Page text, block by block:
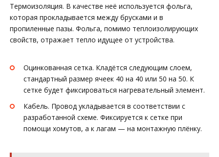
Термоизоляция. В качестве неё используется фольга,
которая прокладывается между брусками и в
пропиленные пазы. Фольга, помимо теплоизолирующих
свойств, отражает тепло идущее от устройства.
Оцинкованная сетка. Кладётся следующим слоем,
стандартный размер ячеек 40 на 40 или 50 на 50. К
сетке будет фиксироваться нагревательный элемент.
Кабель. Провод укладывается в соответствии с
разработанной схеме. Фиксируется к сетке при
помощи хомутов, а к лагам — на монтажную плёнку.